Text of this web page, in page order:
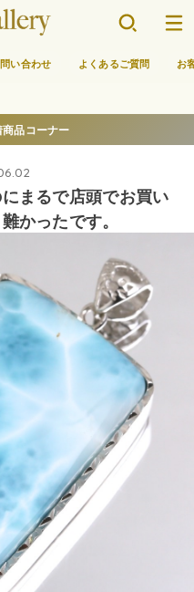
い合わせ よくあるご質問 お
品コーナー
まるで店頭でお買い
かったです。